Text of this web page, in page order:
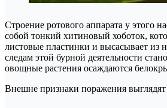
Строение ротового аппарата у этого
собой тонкий хитиновый хоботок,
листовые пластинки и высасывает из
следам этой бурной деятельности
овощные растения осаждаются
Внешне признаки поражения